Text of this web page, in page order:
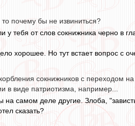
почему бы не извиниться?
тебя от слов сокнижника черно в
хорошее. Но тут встает вопрос с
сокнижников с переходом
в виде патриотизма, например...
на самом деле другие. Злоба,
сказать?